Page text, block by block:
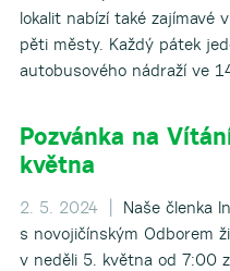
lokalit nabízí také zajímavé
pěti městy. Každý pátek
autobusového nádraží ve
Pozvánka na
května
2. 5. 2024 |
Naše členka
s novojičínským Odborem
v neděli 5. května od 7:00